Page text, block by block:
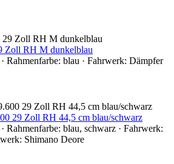
Zoll RH M dunkelblau
Rahmenfarbe: blau · Fahrwerk: Dämpfer
29 Zoll RH 44,5 cm blau/schwarz
Rahmenfarbe: blau, schwarz · Fahrwerk:
Shimano Deore